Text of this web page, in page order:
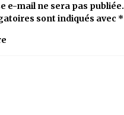
e-mail ne sera pas publiée.
sont indiqués avec *